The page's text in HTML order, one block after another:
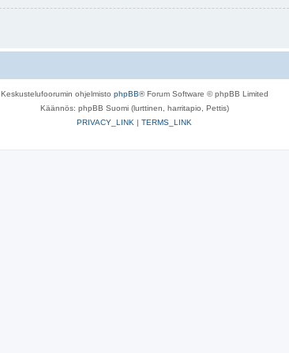
Keskustelufoorumin ohjelmisto phpBB® Forum Software © phpBB Limited
Käännös: phpBB Suomi (lurttinen, harritapio, Pettis)
PRIVACY_LINK | TERMS_LINK